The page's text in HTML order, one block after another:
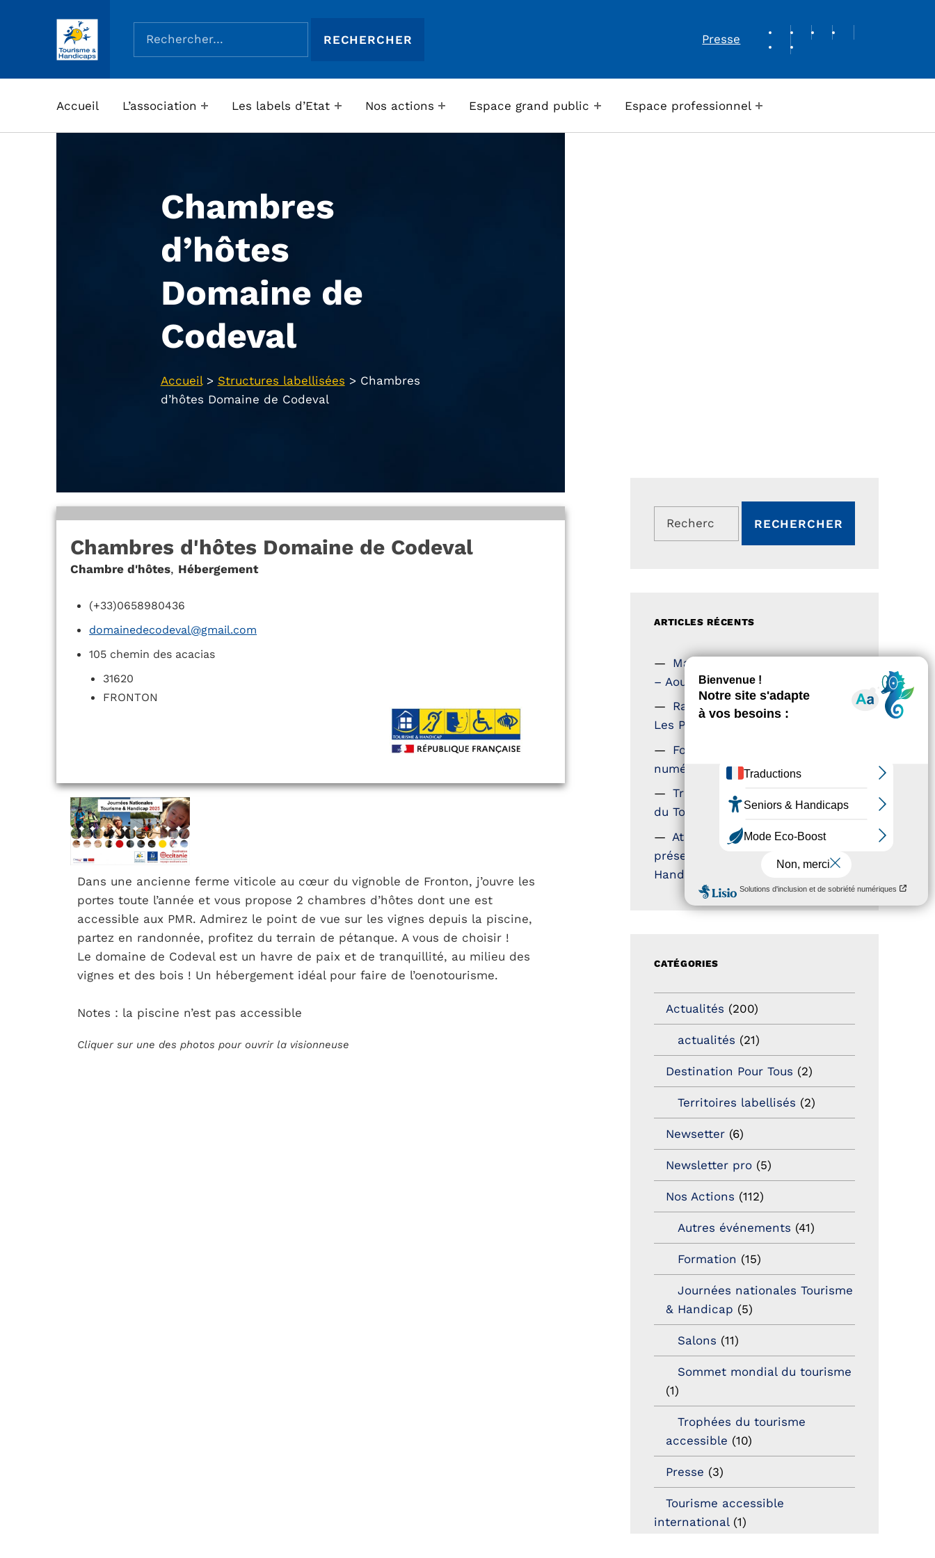
ASSOCIATION TOURISME ET HANDICAPS
Rechercher :
Presse
REVUE DE PRESSE
Accueil L’association Les labels d’Etat Nos actions Espace grand public Espace professionnel
Chambres
d’hôtes
Domaine de
Codeval
Accueil> Structures labellisées > Chambres
d’hôtes Domaine de Codeval
Chambres d'hôtes Domaine de Codeval
Chambre d'hôtes, Hébergement
(+33)0658980436
domainedecodeval@gmail.com
105 chemin des acacias
31620
FRONTON
Dans une ancienne ferme viticole au cœur du vignoble de Fronton, j’ouvre les
portes toute l’année et vous propose 2 chambres d’hôtes dont une est
accessible aux PMR. Admirez le point de vue sur les vignes depuis la piscine,
partez en randonnée, profitez du terrain de pétanque. A vous de choisir !
Le domaine de Codeval est un havre de paix et de tranquillité, au milieu des
vignes et des bois ! Un hébergement idéal pour faire de l’oenotourisme.
Notes : la piscine n’est pas accessible
Cliquer sur une des photos pour ouvrir la visionneuse
Rechercher :
ARTICLES RÉCENTS
Magazine Tourisme Accessible
– Aout 2026
Rallye Aicha des Gazelles –
Les Petillantes
Formation Communication
numérique
Trophées Horizons – Acteurs
du Tourisme Durable
Atout France – flyer
présentation label Tourisme &
Handicap
CATÉGORIES
Actualités (200)
actualités (21)
Destination Pour Tous (2)
Territoires labellisés (2)
Newsetter (6)
Newsletter pro (5)
Nos Actions (112)
Autres événements (41)
Formation (15)
Journées nationales Tourisme
& Handicap (5)
Salons (11)
Sommet mondial du tourisme
(1)
Trophées du tourisme
accessible (10)
Presse (3)
Tourisme accessible
international(1)